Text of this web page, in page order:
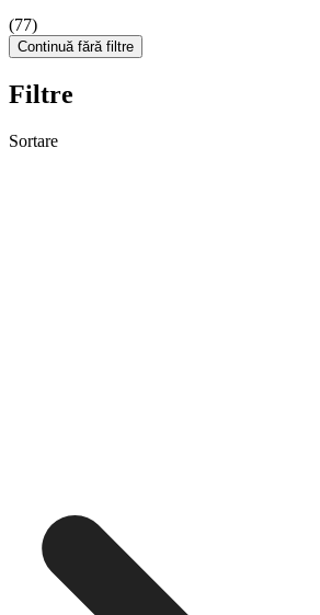
(77)
Continuă fără filtre
Filtre
Sortare